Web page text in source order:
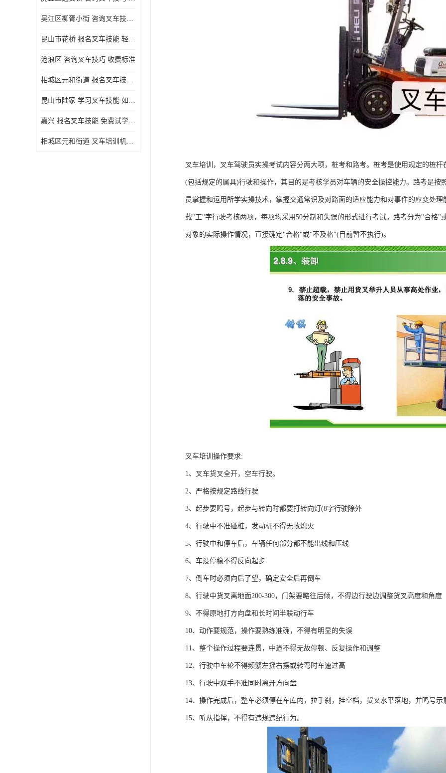
吴江区柳胥小街 咨询叉车技巧 附近那家正规
昆山市花桥 报名叉车技能 轻松试学无压力
沧浪区 咨询叉车技巧 收费标准
相城区元和街道 报名叉车技能 没有学历怎么办
昆山市陆家 学习叉车技能 如何选择很重要
嘉兴 报名叉车技能 免费试学联系电话
相城区元和街道 叉车培训机构 如何选择很重要
叉车培训，叉车驾驶员实操考试内容分两大项，桩考和路考。桩考是使用规定的桩
(包括规定的属具)行驶和操作，其目的是考核学员对车辆的安全操控能力。路考是按
员掌握和运用所学实操技术，掌握交通常识及对路面的适应能力和对事件的应变处
载"工"字行驶考核两项，每项均采用50分制和失误的形式进行考试。路考分为"合格"
对象的实际操作情况，直接确定"合格"或"不及格"(目前暂不执行)。
叉车培训操作要求:
1、叉车货叉全开，空车行驶。
2、严格按规定路线行驶
3、起步要鸣号，起步与转向时都要打转向灯(8字行驶除外
4、行驶中不准碰桩，发动机不得无故熄火
5、行驶中和停车后，车辆任何部分都不能出线和压线
6、车没停稳不得反向起步
7、倒车时必须向后了望，确定安全后再倒车
8、行驶中货叉离地面200-300，门架要略往后倾，不得边行驶边调整货叉高度和角度
9、不得原地打方向盘和长时间半联动行车
10、动作要规范，操作要熟练准确，不得有明显的失误
11、整个操作过程要连贯，中途不得无故停顿、反复操作和调整
12、行驶中车轮不得频繁左摇右摆或转弯时车速过高
13、行驶中双手不准同时离开方向盘
14、操作完成后，整车必须停在车库内，拉手刹，挂空档，货叉水平落地，并鸣号示
15、听从指挥，不得有违规违纪行为。